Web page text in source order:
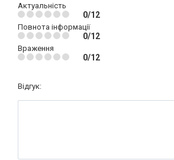
Актуальність
0/12
Повнота інформації
0/12
Враження
0/12
Відгук: